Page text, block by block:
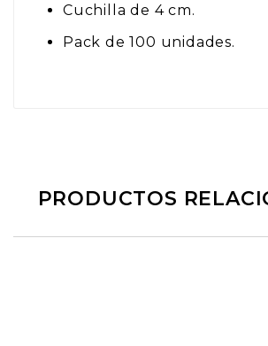
Cuchilla de 4 cm.
Pack de 100 unidades.
PRODUCTOS